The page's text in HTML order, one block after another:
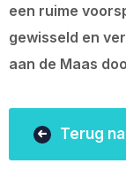
een ruime
gewisseld en
aan de Maas
Terug